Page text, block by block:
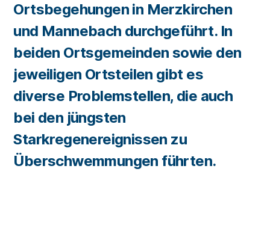
Ortsbegehungen in Merzkirchen
und Mannebach durchgeführt. In
beiden Ortsgemeinden sowie den
jeweiligen Ortsteilen gibt es
diverse Problemstellen, die auch
bei den jüngsten
Starkregenereignissen zu
Überschwemmungen führten.